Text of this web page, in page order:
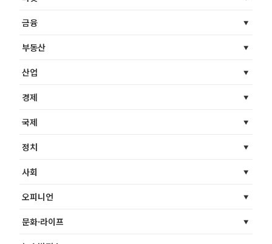
금융
부동산
산업
경제
국제
정치
사회
오피니언
문화·라이프